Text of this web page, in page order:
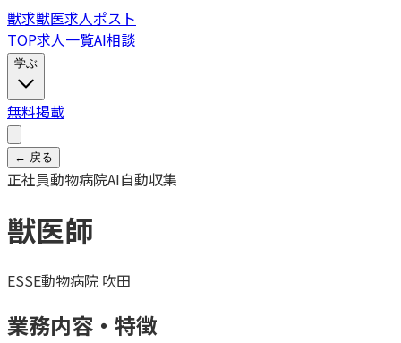
獣求獣医求人ポスト
TOP求人一覧AI相談
学ぶ
無料掲載
← 戻る
正社員動物病院AI自動収集
獣医師
ESSE動物病院 吹田
業務内容・特徴